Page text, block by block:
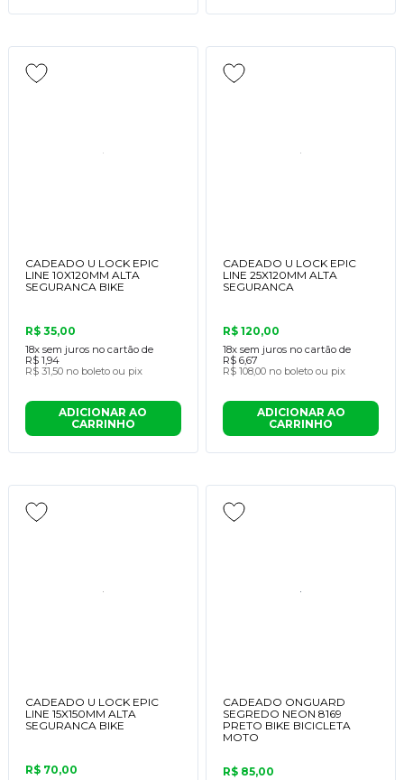
CADEADO U LOCK EPIC
LINE 10X120MM ALTA
SEGURANCA BIKE
R$ 35,00
18x sem juros no cartão de
R$ 1,94
R$ 31,50 no boleto ou pix
ADICIONAR AO
CARRINHO
CADEADO U LOCK EPIC
LINE 25X120MM ALTA
SEGURANCA
R$ 120,00
18x sem juros no cartão de
R$ 6,67
R$ 108,00 no boleto ou pix
ADICIONAR AO
CARRINHO
CADEADO U LOCK EPIC
LINE 15X150MM ALTA
SEGURANCA BIKE
R$ 70,00
CADEADO ONGUARD
SEGREDO NEON 8169
PRETO BIKE BICICLETA
MOTO
R$ 85,00